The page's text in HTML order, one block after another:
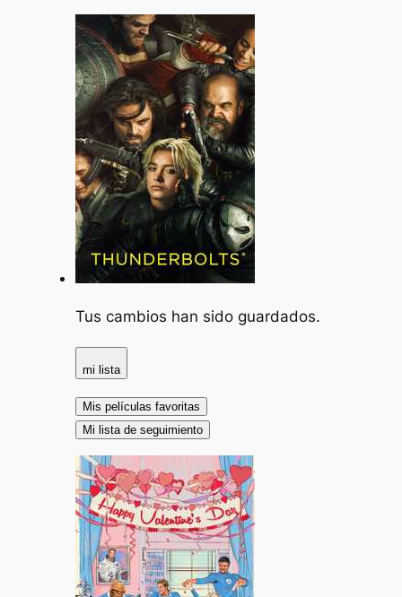
Tus cambios han sido guardados.
mi lista
Mis películas favoritas
Mi lista de seguimiento